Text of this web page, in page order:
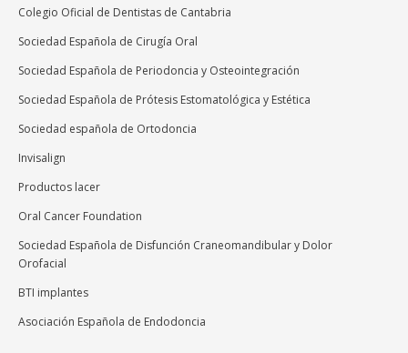
Colegio Oficial de Dentistas de Cantabria
Sociedad Española de Cirugía Oral
Sociedad Española de Periodoncia y Osteointegración
Sociedad Española de Prótesis Estomatológica y Estética
Sociedad española de Ortodoncia
Invisalign
Productos lacer
Oral Cancer Foundation
Sociedad Española de Disfunción Craneomandibular y Dolor
Orofacial
BTI implantes
Asociación Española de Endodoncia